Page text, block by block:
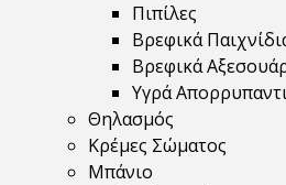
Πιπίλες
Βρεφικά
Βρεφικά
Υγρά
Θηλασμός
Κρέμες Σώματος
Μπάνιο